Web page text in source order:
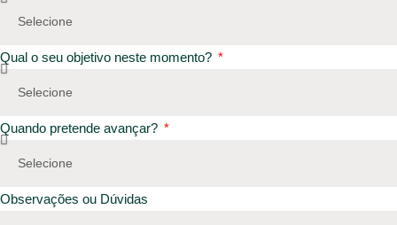
Qual o seu objetivo neste momento?
Quando pretende avançar?
Observações ou Dúvidas